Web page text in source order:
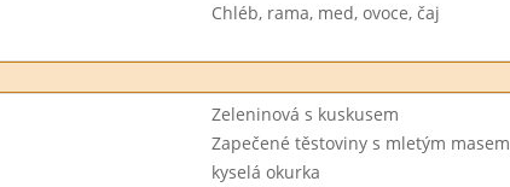
Chléb, rama, med, ovoce, čaj
Zeleninová s kuskusem
Zapečené těstoviny s mletým masem
kyselá okurka